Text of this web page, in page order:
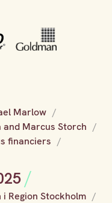
Marlow
and Marcus Storch
financiers
Region Stockholm